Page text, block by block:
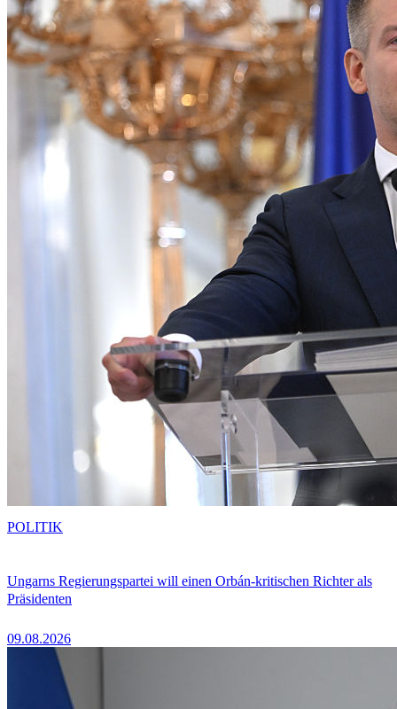
Ungarns Regierungspartei will einen Orbán-kritischen Richter als
Präsidenten
09.08.2026
POLITIK